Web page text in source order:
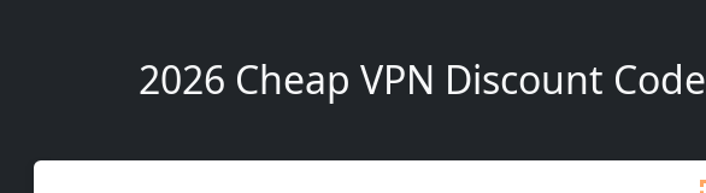
2026 Cheap VPN Discount Code